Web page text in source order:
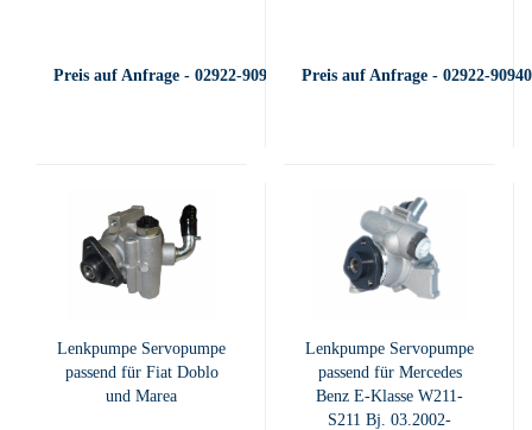
Preis auf Anfrage - 02922-909400 Preis auf Anfrage - 02922-
Lenkpumpe Servopumpe
passend für Fiat Doblo
und Marea
Lenkpumpe Servopumpe
passend für Mercedes
Benz E-Klasse W211-
S211 Bj. 03.2002-